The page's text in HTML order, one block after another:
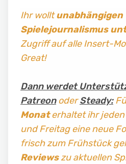
Ihr wolltunabhängigen
Spielejournalismus
Zugriff auf alle Insert-
Great!
Dann werdet
PatreonoderSteady:
Monaterhaltet ihr
und Freitag eine neue
frisch zum Frühstück
Reviewszu aktuellen